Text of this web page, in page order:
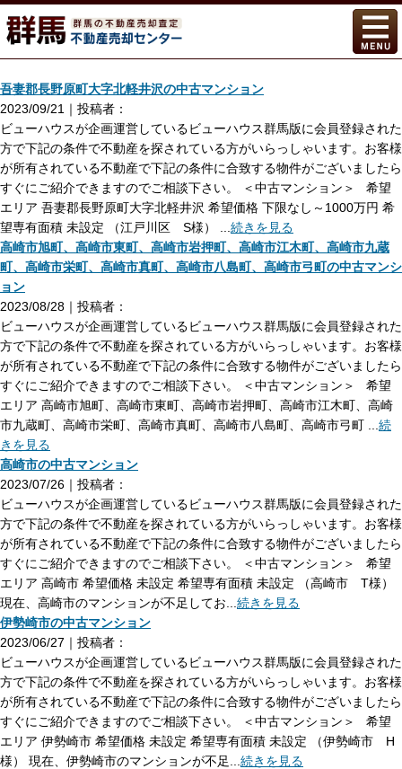
吾妻郡長野原町大字北軽井沢の中古マンション
2023/09/21｜投稿者：
ビューハウスが企画運営しているビューハウス群馬版に会員登録された
方で下記の条件で不動産を探されている方がいらっしゃいます。お客様
が所有されている不動産で下記の条件に合致する物件がございましたら
すぐにご紹介できますのでご相談下さい。 ＜中古マンション＞ 希望
エリア 吾妻郡長野原町大字北軽井沢 希望価格 下限なし～1000万円 希
望専有面積 未設定 （江戸川区 S様） ... 続きを見る
高崎市旭町、高崎市東町、高崎市岩押町、高崎市江木町、高崎市九蔵
町、高崎市栄町、高崎市真町、高崎市八島町、高崎市弓町の中古マンシ
ョン
2023/08/28｜投稿者：
ビューハウスが企画運営しているビューハウス群馬版に会員登録された
方で下記の条件で不動産を探されている方がいらっしゃいます。お客様
が所有されている不動産で下記の条件に合致する物件がございましたら
すぐにご紹介できますのでご相談下さい。 ＜中古マンション＞ 希望
エリア 高崎市旭町、高崎市東町、高崎市岩押町、高崎市江木町、高崎
市九蔵町、高崎市栄町、高崎市真町、高崎市八島町、高崎市弓町 ... 続
きを見る
高崎市の中古マンション
2023/07/26｜投稿者：
ビューハウスが企画運営しているビューハウス群馬版に会員登録された
方で下記の条件で不動産を探されている方がいらっしゃいます。お客様
が所有されている不動産で下記の条件に合致する物件がございましたら
すぐにご紹介できますのでご相談下さい。 ＜中古マンション＞ 希望
エリア 高崎市 希望価格 未設定 希望専有面積 未設定 （高崎市 T様）
現在、高崎市のマンションが不足してお... 続きを見る
伊勢崎市の中古マンション
2023/06/27｜投稿者：
ビューハウスが企画運営しているビューハウス群馬版に会員登録された
方で下記の条件で不動産を探されている方がいらっしゃいます。お客様
が所有されている不動産で下記の条件に合致する物件がございましたら
すぐにご紹介できますのでご相談下さい。 ＜中古マンション＞ 希望
エリア 伊勢崎市 希望価格 未設定 希望専有面積 未設定 （伊勢崎市 H
様） 現在、伊勢崎市のマンションが不足... 続きを見る